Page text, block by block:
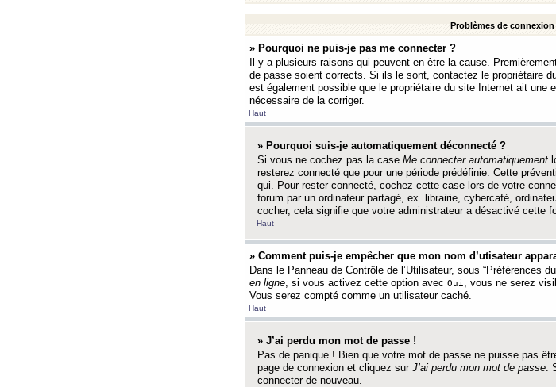
Problèmes de
» Pourquoi ne puis-je pas me connecter ?
Il y a plusieurs raisons qui peuvent en être la cause.
de passe soient corrects. Si ils le sont, contactez le propriétaire
est également possible que le propriétaire du site Internet ait une
nécessaire de la corriger.
Haut
» Pourquoi suis-je automatiquement déconnecté ?
Si vous ne cochez pas la case Me connecter automatiquement
resterez connecté que pour une période prédéfinie. Cette
qui. Pour rester connecté, cochez cette case lors de votre
forum par un ordinateur partagé, ex. librairie, cybercafé,
cocher, cela signifie que votre administrateur a désactivé cette
Haut
» Comment puis-je empêcher que mon nom d’utisateur
Dans le Panneau de Contrôle de l’Utilisateur, sous “Préférences
en ligne, si vous activez cette option avec Oui , vous ne serez
Vous serez compté comme un utilisateur caché.
Haut
» J’ai perdu mon mot de passe !
Pas de panique ! Bien que votre mot de passe ne puisse pas
page de connexion et cliquez sur J’ai perdu mon mot de passe.
connecter de nouveau.